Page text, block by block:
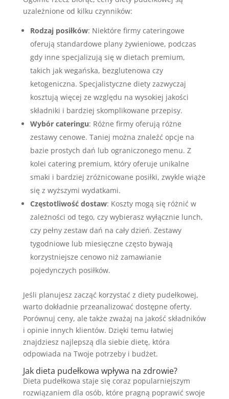
uzależnione od kilku czynników:
Rodzaj posiłków: Niektóre firmy cateringowe
oferują standardowe plany żywieniowe, podczas
gdy inne specjalizują się w dietach premium,
takich jak wegańska, bezglutenowa czy
ketogeniczna. Specjalistyczne diety zazwyczaj
kosztują więcej ze względu na wysokiej jakości
składniki i bardziej skomplikowane przepisy.
Wybór cateringu: Różne firmy oferują różne
zestawy cenowe. Taniej można znaleźć opcje na
bazie prostych dań lub ograniczonego menu. Z
kolei catering premium, który oferuje unikalne
smaki i bardziej zróżnicowane posiłki, zwykle wiąże
się z wyższymi wydatkami.
Częstotliwość dostaw: Koszty mogą się różnić w
zależności od tego, czy wybierasz wyłącznie lunch,
czy pełny zestaw dań na cały dzień. Zestawy
tygodniowe lub miesięczne często bywają
korzystniejsze cenowo niż zamawianie
pojedynczych posiłków.
Jeśli planujesz zacząć korzystać z diety pudełkowej,
warto dokładnie przeanalizować dostępne oferty.
Porównuj ceny, ale także zważaj na jakość składników
i opinie innych klientów. Dzięki temu łatwiej
znajdziesz najlepszą dla siebie dietę, która
odpowiada na Twoje potrzeby i budżet.
Jak dieta pudełkowa wpływa na zdrowie?
Dieta pudełkowa staje się coraz popularniejszym
rozwiązaniem dla osób, które pragną poprawić swoje